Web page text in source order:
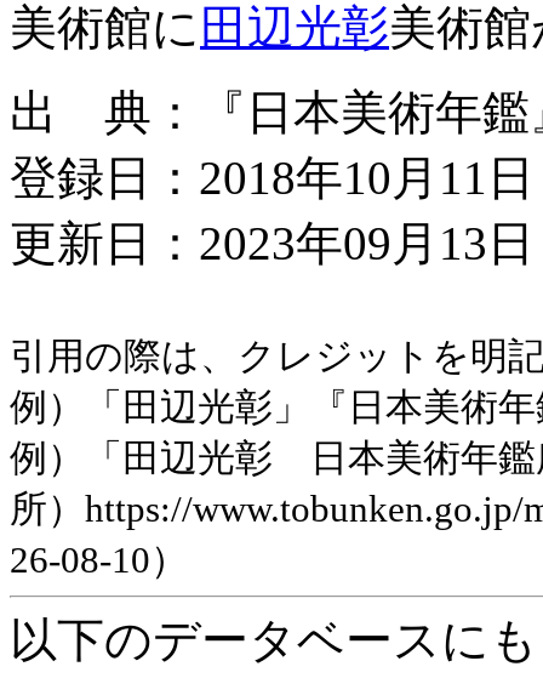
美術館に 田辺光彰美術
出 典：『日本美術年鑑
登録日：2018年10月11日
更新日：2023年09月13
引用の際は、クレジットを明
例）「田辺光彰」『日本美術
例）「田辺光彰 日本美術年鑑
所）https://
26-08-10）
以下のデータベースに